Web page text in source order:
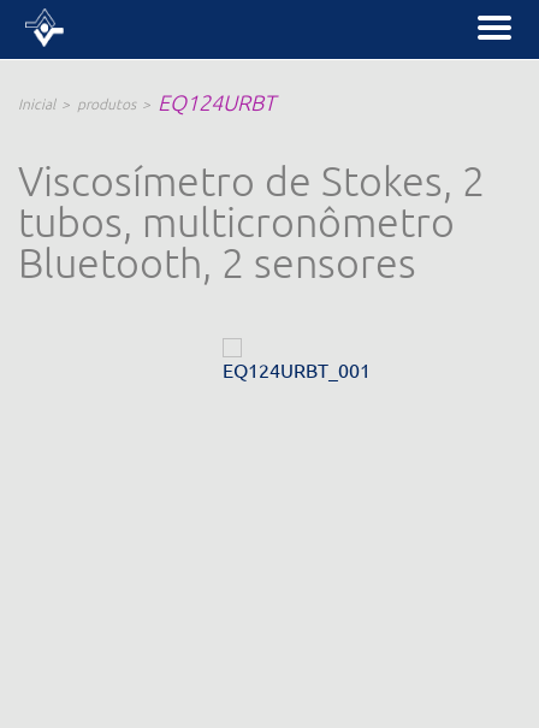
Inicial produtos EQ124URBT
Viscosímetro de Stokes, 2
tubos, multicronômetro
Bluetooth, 2 sensores